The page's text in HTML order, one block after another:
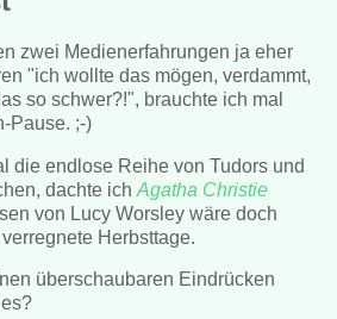
zwei Medienerfahrungen ja eher
"ich wollte das mögen, verdammt,
so schwer?!", brauchte ich mal
Pause. ;-)
die endlose Reihe von Tudors und
dachte ich Agatha Christie
von Lucy Worsley wäre doch
Herbsttage.
überschaubaren Eindrücken